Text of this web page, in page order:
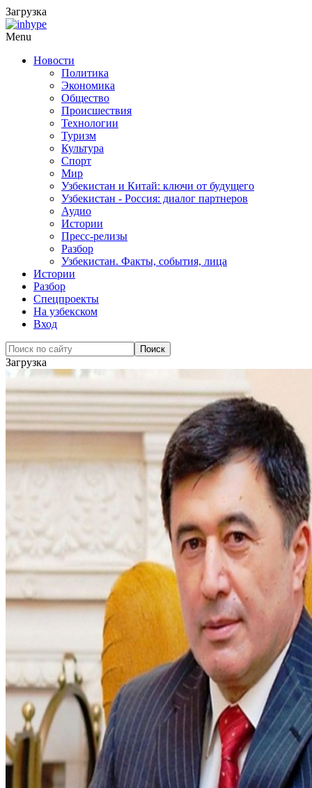
Загрузка
Menu
Новости
Политика
Экономика
Общество
Происшествия
Технологии
Туризм
Культура
Спорт
Мир
Узбекистан и Китай: ключи от будущего
Узбекистан - Россия: диалог партнеров
Аудио
Истории
Пресс-релизы
Разбор
Узбекистан. Факты, события, лица
Истории
Разбор
Спецпроекты
На узбекском
Вход
Загрузка